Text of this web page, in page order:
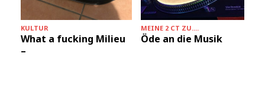
KULTUR
What a fucking Milieu
–
MEINE 2 CT ZU....
Öde an die Musik